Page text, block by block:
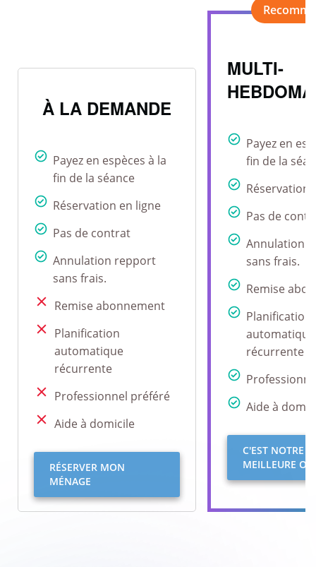
MULTI-
Payez en
fin de la
Réservation
Pas de
Annulation
sans frais.
Remise
Planification
automatique
récurrente
Aide à
C'EST NOTRE
MEILLEURE
À LA DEMANDE
Payez en espèces à la
fin de la séance
Réservation en ligne
Pas de contrat
Annulation repport
sans frais.
Remise abonnement
Planification
automatique
récurrente
Professionnel préféré
Aide à domicile
RÉSERVER MON
MÉNAGE